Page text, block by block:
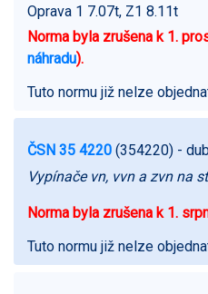
Oprava 1 7.07t, Z1 8.11t
Norma byla zrušena k 1.
náhradu).
Tuto normu již nelze
ČSN 35 4220 (354220) -
Vypínače vn, vvn a zvn na
Norma byla zrušena k 1.
Tuto normu již nelze